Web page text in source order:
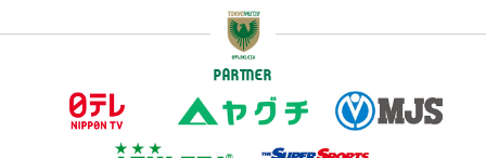
PARTNER